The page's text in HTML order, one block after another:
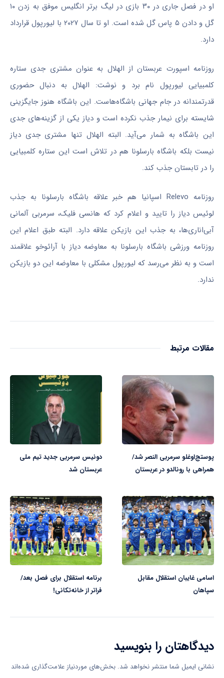
او در فصل جاری در ۳۰ بازی در لیگ برتر انگلیس موفق به زدن ۱۰
گل و دادن ۵ پاس گل شده است. او تا سال ۲۰۲۷ با لیورپول قرارداد
دارد.
روزنامه اسپورت عربستان از الهلال به عنوان مشتری جدی ستاره
کلمبیایی لیورپول نام برد و نوشت: الهلال به دنبال حضوری
قدرتمندانه در جام جهانی باشگاه‌هاست. این باشگاه هنوز جایگزینی
شایسته برای نیمار جذب نکرده است و دیاز یکی از گزینه‌های جدی
این باشگاه به شمار می‌آید. البته الهلال تنها مشتری جدی دیاز
نیست بلکه باشگاه بارسلونا هم در تلاش است این ستاره کلمبیایی
را در تابستان جذب کند.
روزنامه Relevo اسپانیا هم خبر علاقه باشگاه بارسلونا به جذب
لوئیس دیاز را تایید و اعلام کرد که هانسی فلیک، سرمربی آلمانی
آبی‌اناری‌ها، به جذب این بازیکن علاقه دارد. البته طبق اعلام این
روزنامه ورزشی باشگاه بارسلونا به معاوضه دیاز با آرائوخو علاقمند
است و به نظر می‌رسد که لیورپول مشکلی با معاوضه این دو بازیکن
ندارد.
مقالات مرتبط
پوستج‌اوغلو سرمربی النصر شد/
همراهی با رونالدو در عربستان
دونیس سرمربی جدید تیم ملی
عربستان شد
اسامی غایبان استقلال مقابل
سپاهان
برنامه استقلال برای فصل بعد/
فراتر از خانه‌تکانی!
دیدگاهتان را بنویسید
نشانی ایمیل شما منتشر نخواهد شد. بخش‌های موردنیاز علامت‌گذاری شده‌اند